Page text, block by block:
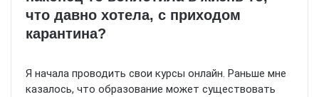
что давно хотела, с приходом
карантина?
Я начала проводить свои курсы онлайн. Раньше мне
казалось, что образование может существовать